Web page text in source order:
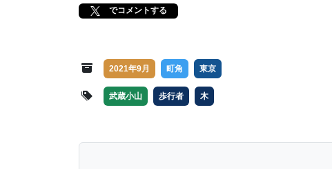
でコメントする
2021年9月 町角 東京
武蔵小山 歩行者 木